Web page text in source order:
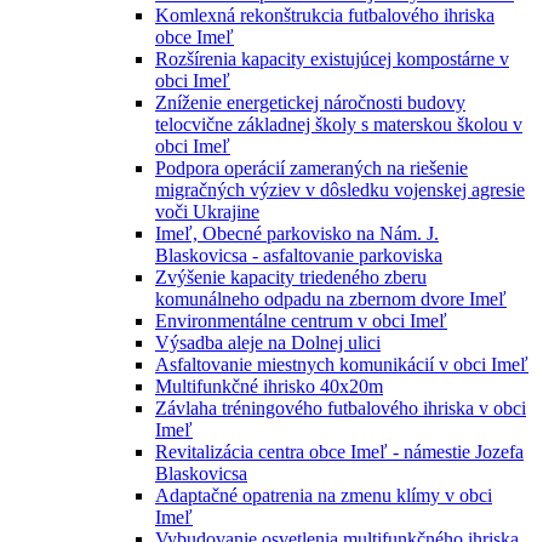
Komlexná rekonštrukcia futbalového ihriska
obce Imeľ
Rozšírenia kapacity existujúcej kompostárne v
obci Imeľ
Zníženie energetickej náročnosti budovy
telocvične základnej školy s materskou školou v
obci Imeľ
Podpora operácií zameraných na riešenie
migračných výziev v dôsledku vojenskej agresie
voči Ukrajine
Imeľ, Obecné parkovisko na Nám. J.
Blaskovicsa - asfaltovanie parkoviska
Zvýšenie kapacity triedeného zberu
komunálneho odpadu na zbernom dvore Imeľ
Environmentálne centrum v obci Imeľ
Výsadba aleje na Dolnej ulici
Asfaltovanie miestnych komunikácií v obci Imeľ
Multifunkčné ihrisko 40x20m
Závlaha tréningového futbalového ihriska v obci
Imeľ
Revitalizácia centra obce Imeľ - námestie Jozefa
Blaskovicsa
Adaptačné opatrenia na zmenu klímy v obci
Imeľ